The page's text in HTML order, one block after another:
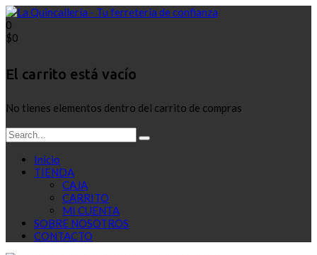
0
$0
El carrito está vacío
No tienes elementos dentro del carrito de compras
Inicio
TIENDA
CAJA
CARRITO
MI CUENTA
SOBRE NOSOTROS
CONTACTO